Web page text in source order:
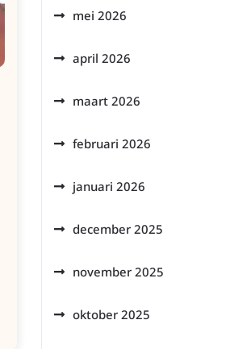
mei 2026
april 2026
maart 2026
februari 2026
januari 2026
december 2025
november 2025
oktober 2025